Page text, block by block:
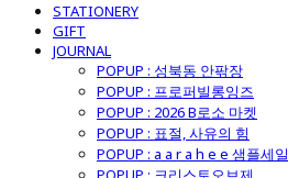
STATIONERY
GIFT
JOURNAL
POPUP : 성북동 안팎장
POPUP : 프로퍼빌롱잉즈
POPUP : 2026 B로소 마켓
POPUP : 표절, 사유의 힘
POPUP : a a r a h e e 샘플세일